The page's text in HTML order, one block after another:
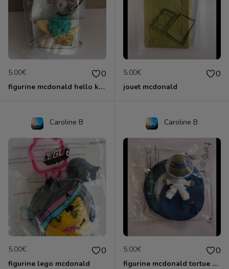
5.00€ 0
figurine mcdonald hello kitty
5.00€ 0
jouet mcdonald
Caroline B
5.00€ 0
figurine lego mcdonald
Caroline B
5.00€ 0
figurine mcdonald tortue ninja